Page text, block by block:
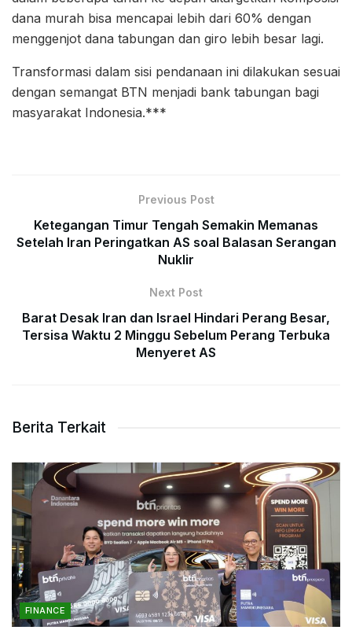
dana murah bisa mencapai lebih dari 60% dengan
menggenjot dana tabungan dan giro lebih besar lagi.
Transformasi dalam sisi pendanaan ini dilakukan sesuai
dengan semangat BTN menjadi bank tabungan bagi
masyarakat Indonesia.***
Previous Post
Ketegangan Timur Tengah Semakin Memanas
Setelah Iran Peringatkan AS soal Balasan Serangan
Nuklir
Next Post
Barat Desak Iran dan Israel Hindari Perang Besar,
Tersisa Waktu 2 Minggu Sebelum Perang Terbuka
Menyeret AS
Berita Terkait
FINANCE